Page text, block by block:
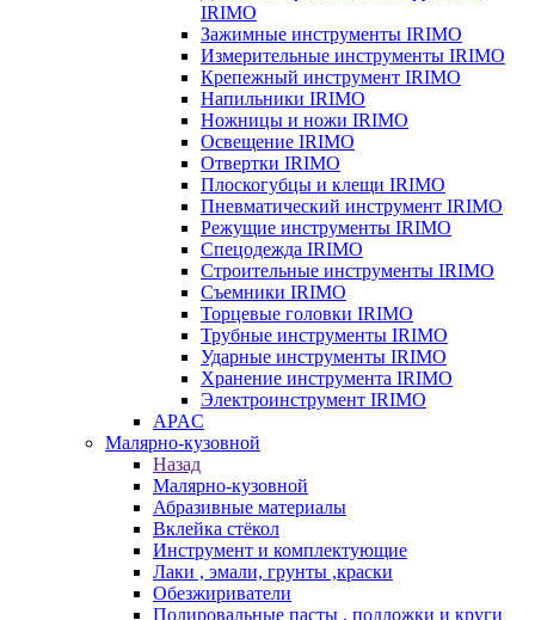
IRIMO
Зажимные инструменты IRIMO
Измерительные инструменты IRIMO
Крепежный инструмент IRIMO
Напильники IRIMO
Ножницы и ножи IRIMO
Освещение IRIMO
Отвертки IRIMO
Плоскогубцы и клещи IRIMO
Пневматический инструмент IRIMO
Режущие инструменты IRIMO
Спецодежда IRIMO
Строительные инструменты IRIMO
Съемники IRIMO
Торцевые головки IRIMO
Трубные инструменты IRIMO
Ударные инструменты IRIMO
Хранение инструмента IRIMO
Электроинструмент IRIMO
APAC
Малярно-кузовной
Назад
Малярно-кузовной
Абразивные материалы
Вклейка стёкол
Инструмент и комплектующие
Лаки , эмали, грунты ,краски
Обезжириватели
Полировальные пасты , подложки и круги